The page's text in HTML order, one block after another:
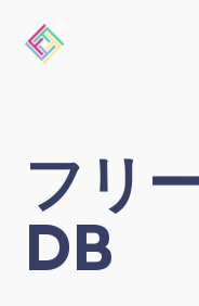
フリ
DB